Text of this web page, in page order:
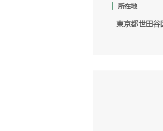
所在地
東京都世田谷